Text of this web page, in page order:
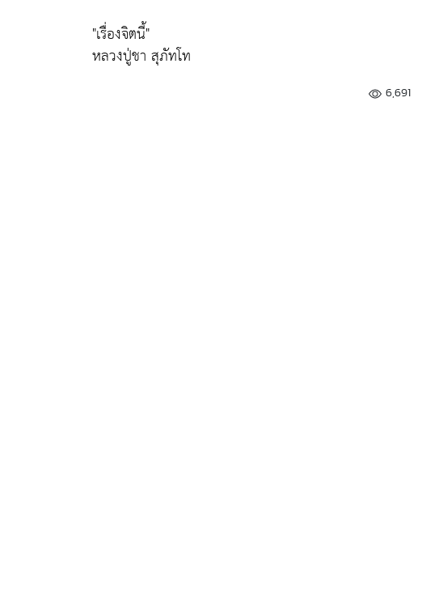
"เรื่องจิตนี้"
หลวงปู่ชา สุภัทโท
6,691